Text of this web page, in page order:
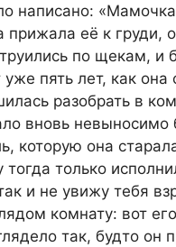
написано:
прижала её к груди,
по щекам, и
уже пять лет, как
разобрать в
вновь невыносимо
которую она
тогда только
и не увижу тебя
комнату: вот
так, будто он